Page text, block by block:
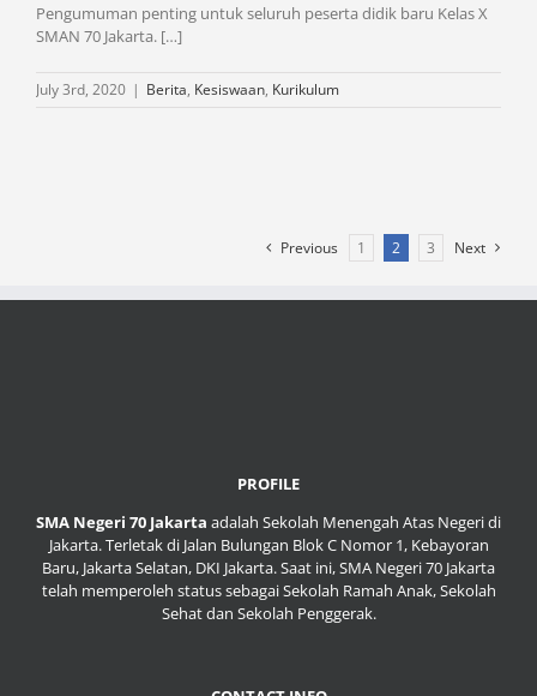
Pengumuman penting untuk seluruh peserta didik baru Kelas X
SMAN 70 Jakarta. […]
July 3rd, 2020 | Berita, Kesiswaan, Kurikulum
Previous 1 2 3 Next
PROFILE
SMA Negeri 70 Jakarta adalah Sekolah Menengah Atas Negeri di
Jakarta. Terletak di Jalan Bulungan Blok C Nomor 1, Kebayoran
Baru, Jakarta Selatan, DKI Jakarta. Saat ini, SMA Negeri 70 Jakarta
telah memperoleh status sebagai Sekolah Ramah Anak, Sekolah
Sehat dan Sekolah Penggerak.